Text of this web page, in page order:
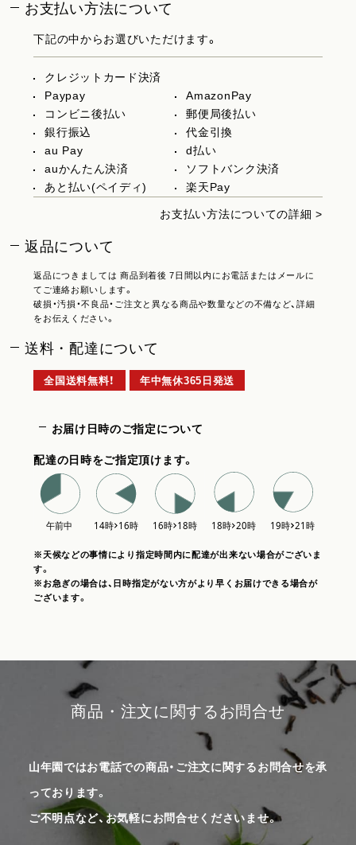
お支払い方法について
下記の中からお選びいただけます。
クレジットカード決済
Paypay
AmazonPay
コンビニ後払い
郵便局後払い
銀行振込
代金引換
au Pay
d払い
auかんたん決済
ソフトバンク決済
あと払い(ペイディ)
楽天Pay
お支払い方法についての詳細 >
返品について
返品につきましては 商品到着後 7日間以内にお電話またはメールに
てご連絡お願いします。
破損・汚損・不良品・ご注文と異なる商品や数量などの不備など、詳細
をお伝えください。
送料・配達について
全国送料無料！ 年中無休365日発送
お届け日時のご指定について
配達の日時をご指定頂けます。
※天候などの事情により指定時間内に配達が出来ない場合がございま
す。
※お急ぎの場合は、日時指定がない方がより早くお届けできる場合が
ございます。
商品・注文に関するお問合せ
山年園ではお電話での商品・ご注文に関するお問合せを承
っております。
ご不明点など、お気軽にお問合せくださいませ。